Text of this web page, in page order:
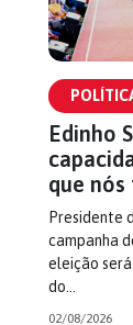
Edinho
que nós
Presidente
campanha
eleição
do…
02/08/2026